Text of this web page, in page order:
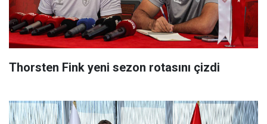
Thorsten Fink yeni sezon rotasını çizdi